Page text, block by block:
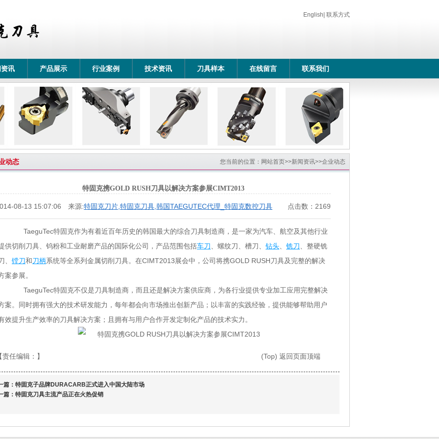
English 联系方式
讯 产品展示 行业案例 技术资讯 刀具样本 在线留言 联系我们
您当前的位置： 网站首页>>新闻资讯>>企业动态
动态
特固克携GOLD RUSH刀具以解决方案参展CIMT2013
点击数：2169
08-13 15:07:06 来源:特固克刀片,特固克刀具,韩国TAEGUTEC代理_特固克数控刀具
TaeguTec特固克作为有着近百年历史的韩国最大的综合刀具制造商，是一家为汽车、航空及其他行业
供切削刀具、钨粉和工业耐磨产品的国际化公司，产品范围包括车刀 、螺纹刀、槽刀、 钻头 铣刀 、整硬铣
、 镗刀和刀柄系统等全系列金属切削刀具。在CIMT2013展会中，公司将携GOLD RUSH刀具及完整的解决
案参展。
TaeguTec特固克不仅是刀具制造商，而且还是解决方案供应商，为各行业提供专业加工应用完整解决
案。同时拥有强大的技术研发能力，每年都会向市场推出创新产品；以丰富的实践经验，提供能够帮助用户
效提升生产效率的刀具解决方案；且拥有与用户合作开发定制化产品的技术实力。
责任编辑： 】 (Top) 返回页面顶端
篇： 特固克子品牌DURACARB正式进入中国大陆市场
篇： 特固克刀具主流产品正在火热促销